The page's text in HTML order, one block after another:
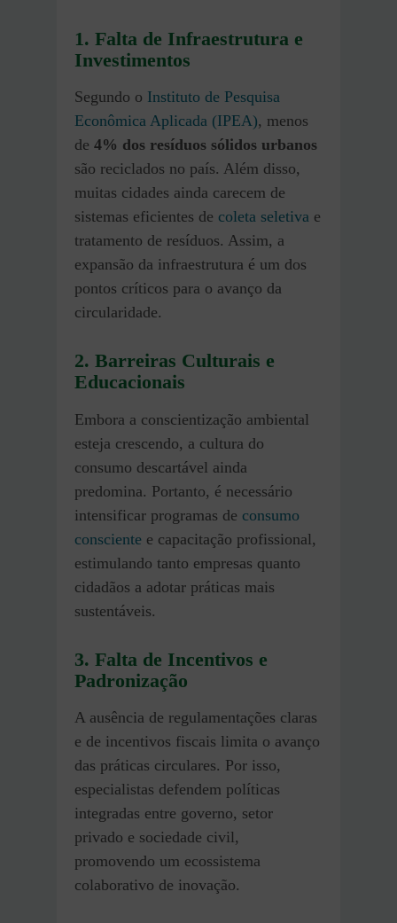
1. Falta de Infraestrutura e
Investimentos
Segundo o Instituto de Pesquisa
Econômica Aplicada (IPEA), menos
de 4% dos resíduos sólidos urbanos
são reciclados no país. Além disso,
muitas cidades ainda carecem de
sistemas eficientes de coleta seletiva e
tratamento de resíduos. Assim, a
expansão da infraestrutura é um dos
pontos críticos para o avanço da
circularidade.
2. Barreiras Culturais e
Educacionais
Embora a conscientização ambiental
esteja crescendo, a cultura do
consumo descartável ainda
predomina. Portanto, é necessário
intensificar programas de consumo
consciente e capacitação profissional,
estimulando tanto empresas quanto
cidadãos a adotar práticas mais
sustentáveis.
3. Falta de Incentivos e
Padronização
A ausência de regulamentações claras
e de incentivos fiscais limita o avanço
das práticas circulares. Por isso,
especialistas defendem políticas
integradas entre governo, setor
privado e sociedade civil,
promovendo um ecossistema
colaborativo de inovação.